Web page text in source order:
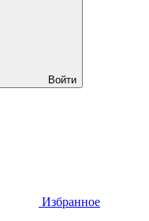
Войти
Избранное